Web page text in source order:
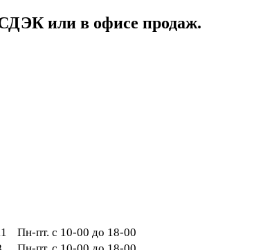
или в офисе продаж.
Пн-пт. с 10-00 до 18-00